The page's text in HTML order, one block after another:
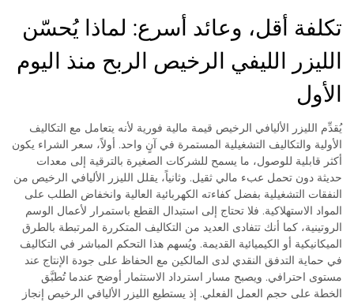
تكلفة أقل، وعائد أسرع: لماذا يُحسّن
الليزر الليفي الرخيص الربح منذ اليوم
الأول
يُقدِّم الليزر الأليافي الرخيص قيمة مالية فورية لأنه يتعامل مع التكاليف
الأولية والتكاليف التشغيلية المستمرة في آنٍ واحد. أولاً، سعر الشراء يكون
أكثر قابلية للوصول، ما يسمح للشركات الصغيرة بالترقية إلى معدات
حديثة دون تحمل عبء مالي ثقيل. وثانياً، يقلل الليزر الأليافي الرخيص من
النفقات التشغيلية بفضل كفاءته الكهربائية العالية وانخفاض الطلب على
المواد الاستهلاكية. فلا تحتاج إلى استبدال القطع باستمرار لأعمال الوسم
الروتينية، كما أنك تتفادى العديد من التكاليف المتكررة المرتبطة بالطرق
الميكانيكية أو الكيميائية القديمة. ويُسهم هذا التحكم المباشر في التكاليف
في حماية التدفق النقدي لدى المالكين مع الحفاظ على جودة الإنتاج عند
مستوى احترافي. ويصبح مسار استرداد الاستثمار أوضح عندما تُطبَّق
الخطة على حجم العمل الفعلي. إذ يستطيع الليزر الأليافي الرخيص إنجاز